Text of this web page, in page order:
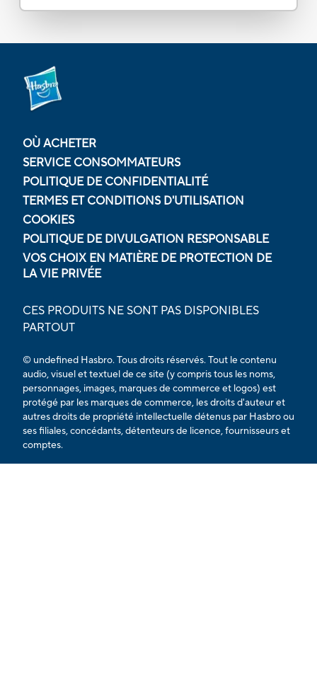
OÙ ACHETER
SERVICE CONSOMMATEURS
POLITIQUE DE CONFIDENTIALITÉ
TERMES ET CONDITIONS D'UTILISATION
COOKIES
POLITIQUE DE DIVULGATION RESPONSABLE
VOS CHOIX EN MATIÈRE DE PROTECTION DE
LA VIE PRIVÉE
CES PRODUITS NE SONT PAS DISPONIBLES
PARTOUT
© undefined Hasbro. Tous droits réservés. Tout le contenu
audio, visuel et textuel de ce site (y compris tous les noms,
personnages, images, marques de commerce et logos) est
protégé par les marques de commerce, les droits d'auteur et
autres droits de propriété intellectuelle détenus par Hasbro ou
ses filiales, concédants, détenteurs de licence, fournisseurs et
comptes.